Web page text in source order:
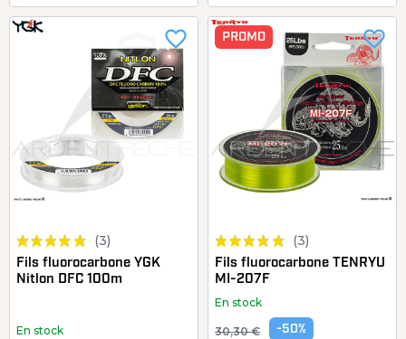
(3)
Fils fluorocarbone YGK
Nitlon DFC 100m
En stock
favorite_border PROMO
(3)
Fils fluorocarbone TENRYU
MI-207F
En stock
30,30 € -50%
favorite_border